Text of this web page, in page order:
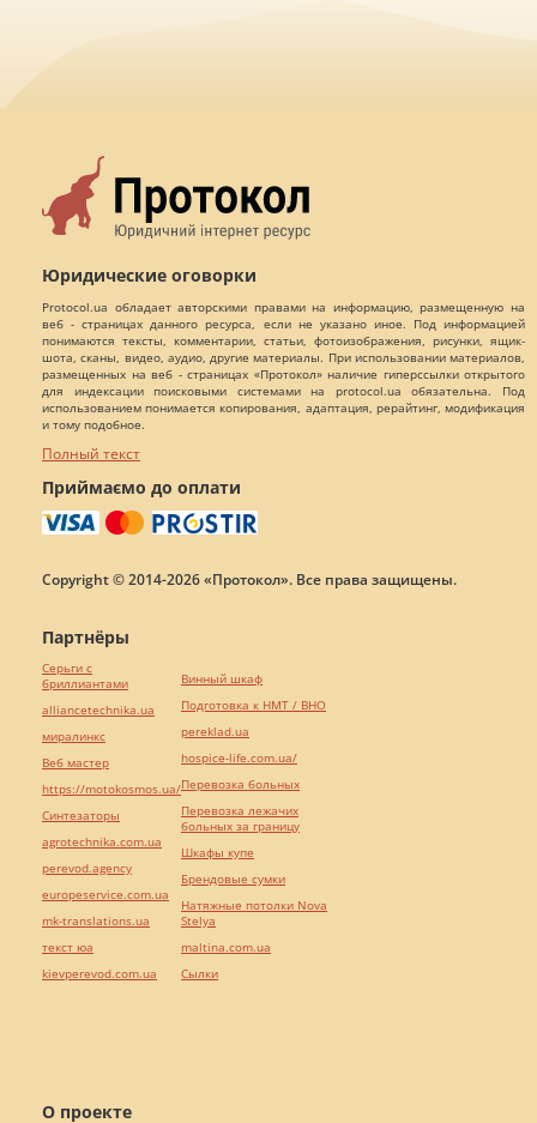
Юридические оговорки
Protocol.ua обладает авторскими правами на информацию, размещенную на
веб - страницах данного ресурса, если не указано иное. Под информацией
понимаются тексты, комментарии, статьи, фотоизображения, рисунки, ящик-
шота, сканы, видео, аудио, другие материалы. При использовании материалов,
размещенных на веб - страницах «Протокол» наличие гиперссылки открытого
для индексации поисковыми системами на protocol.ua обязательна. Под
использованием понимается копирования, адаптация, рерайтинг, модификация
и тому подобное.
Полный текст
Приймаємо до оплати
Copyright © 2014-2026 «Протокол». Все права защищены.
О проекте
Партнёры
Серьги с
бриллиантами
alliancetechnika.ua
миралинкс
Веб мастер
https://motokosmos.ua/
Синтезаторы
agrotechnika.com.ua
perevod.agency
europeservice.com.ua
mk-translations.ua
текст юа
kievperevod.com.ua
Винный шкаф
Подготовка к НМТ / ВНО
pereklad.ua
hospice-life.com.ua/
Перевозка больных
Перевозка лежачих
больных за границу
Шкафы купе
Брендовые сумки
Натяжные потолки Nova
Stelya
maltina.com.ua
Cылки